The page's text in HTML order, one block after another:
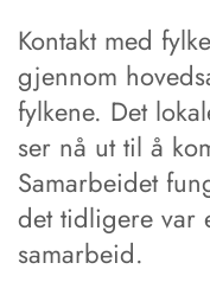
Kontakt med
gjennom
fylkene. Det
ser nå ut til å
Samarbeidet
det tidligere var
samarbeid.